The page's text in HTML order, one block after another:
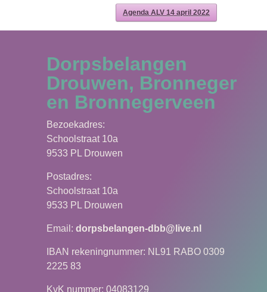
Agenda ALV 14 april 2022
Dorpsbelangen
Drouwen, Bronneger
en Bronnegerveen
Bezoekadres:
Schoolstraat 10a
9533 PL Drouwen
Postadres:
Schoolstraat 10a
9533 PL Drouwen
Email:dorpsbelangen-dbb@live.nl
IBAN rekeningnummer: NL91 RABO 0309
2225 83
KvK nummer: 04083129